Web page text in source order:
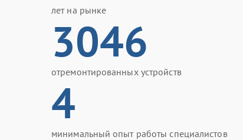
лет на рынке
3046
отремонтированных устройств
4
минимальный опыт работы специалистов